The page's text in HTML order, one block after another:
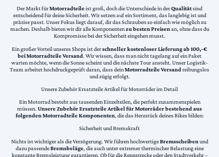
Der Markt fürMotorradteileist groß, doch die Unterschiede in derQualitätsind
entscheidend für deine Sicherheit. Wir setzen auf ein Sortiment, das langlebig ist und
präzise passt. Unser Fokus liegt darauf, dir das Schrauben so einfach wie möglich zu
machen. Deshalb bieten wir dir alle Komponentenzu besten Preisenan, ohne dass du
Kompromisse bei der Sicherheit eingehen musst.
Ein großer Vorteil unseres Shops ist derschneller kostenloser Lieferung ab 100,-€
bei Motorradteile Versand. Wir wissen, dass man nicht tagelang auf ein Paket
warten möchte, wenn die Sonne scheint und die nächste Tour ansteht. Unser Logistik-
Team arbeitet hochdruckgeprüft daran, dass deinMotorradteile Versand reibungslos
und zügig erfolgt.
Unsere Zubehör Ersatzteile Artikel für Motorräder im Detail
Ein Motorrad besteht aus tausenden Einzelteilen, die perfekt zusammenspielen
müssen. Unsere Zubehör Ersatzteile Artikel für Motorräder bestehend aus
folgenden Motorradteile Komponenten, die das Herzstück deines Bikes bilden:
Sicherheit und Bremskraft
Nichts ist wichtiger als die Verzögerung. Wir führen hochwertigeBremsscheiben und
dazu passendeBremsbeläge, die auch unter extremer thermischer Belastung eine
konstante Bremsleistung garantieren. Ob für die Rennstrecke oder den Stadtverkehr –